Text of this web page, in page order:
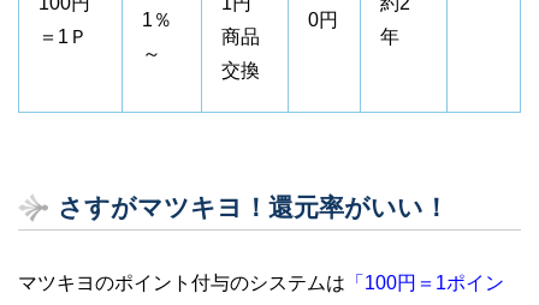
＝1Ｐ
1％
～
商品
交換
0円
年
さすがマツキヨ！還元率がいい！
マツキヨのポイント付与のシステムは 「100円＝1ポイン